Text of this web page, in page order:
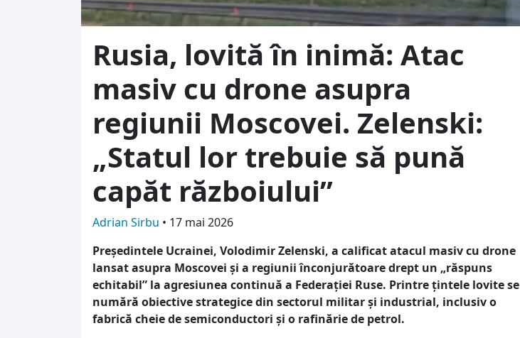
Rusia, lovită în inimă: Atac
masiv cu drone asupra
regiunii Moscovei. Zelenski:
„Statul lor trebuie să pună
capăt războiului”
Adrian Sirbu • 17 mai 2026
Președintele Ucrainei, Volodimir Zelenski, a calificat atacul masiv cu drone
lansat asupra Moscovei și a regiunii înconjurătoare drept un „răspuns
echitabil” la agresiunea continuă a Federației Ruse. Printre țintele lovite se
numără obiective strategice din sectorul militar și industrial, inclusiv o
fabrică cheie de semiconductori și o rafinărie de petrol.